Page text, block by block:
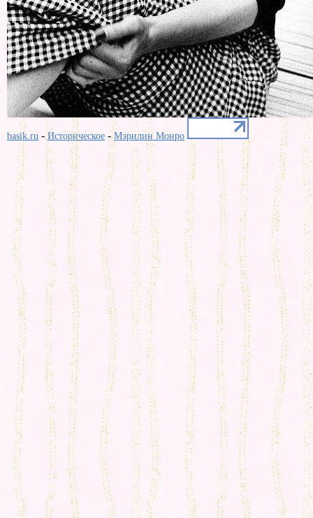
basik.ru -Историческое -Мэрилин Монро